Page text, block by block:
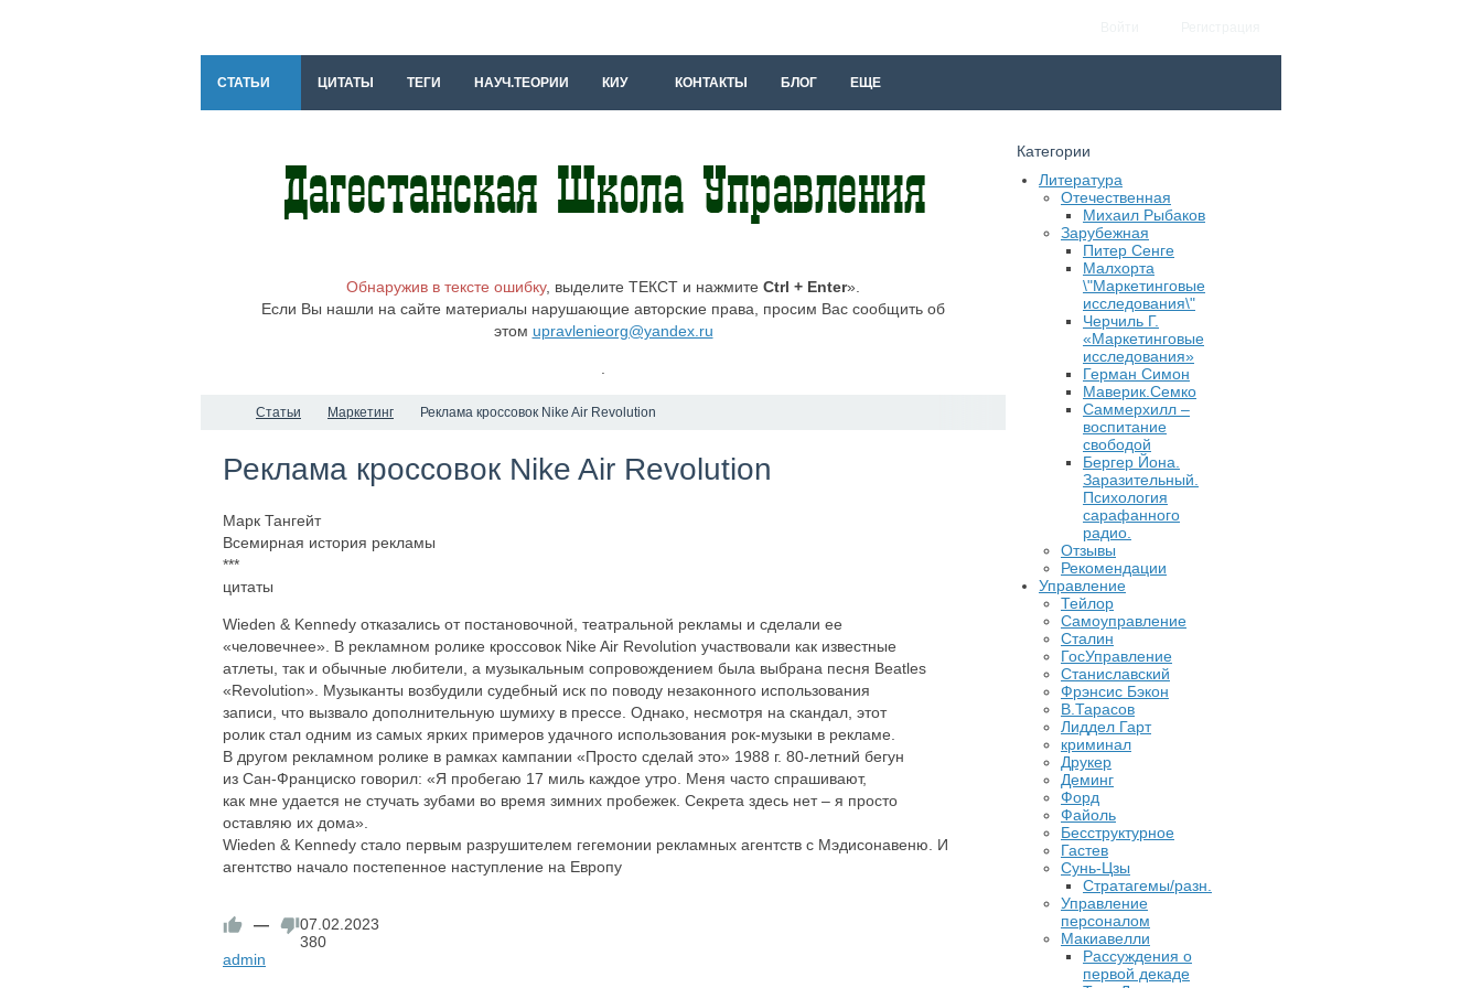
СТАТЬИ ЦИТАТЫ ТЕГИ НАУЧ.ТЕОРИИ КИУ КОНТАКТЫ БЛОГ ЕЩЕ
Обнаружив в тексте ошибку, выделите ТЕКСТ и нажмите Ctrl + Enter».
Если Вы нашли на сайте материалы нарушающие авторские права, просим Вас сообщить об
этом upravlenieorg@yandex.ru
Статьи Маркетинг Реклама кроссовок Nike Air Revolution
Реклама кроссовок Nike Air Revolution
Марк Тангейт
Всемирная история рекламы
***
цитаты
Wieden & Kennedy отказались от постановочной, театральной рекламы и сделали ее
«человечнее». В рекламном ролике кроссовок Nike Air Revolution участвовали как известные
атлеты, так и обычные любители, а музыкальным сопровождением была выбрана песня Beatles
«Revolution». Музыканты возбудили судебный иск по поводу незаконного использования
записи, что вызвало дополнительную шумиху в прессе. Однако, несмотря на скандал, этот
ролик стал одним из самых ярких примеров удачного использования рок-музыки в рекламе.
В другом рекламном ролике в рамках кампании «Просто сделай это» 1988 г. 80-летний бегун
из Сан-Франциско говорил: «Я пробегаю 17 миль каждое утро. Меня часто спрашивают,
как мне удается не стучать зубами во время зимних пробежек. Секрета здесь нет – я просто
оставляю их дома».
Wieden & Kennedy стало первым разрушителем гегемонии рекламных агентств с Мэдисонавеню. И
агентство начало постепенное наступление на Европу
—
07.02.2023
380
admin
Категории
Литература
Отечественная
Михаил Рыбаков
Зарубежная
Питер Сенге
Малхорта
\"Маркетинговые
исследования\"
Черчиль Г.
«Маркетинговые
исследования»
Герман Симон
Маверик.Семко
Саммерхилл –
воспитание
свободой
Бергер Йона.
Заразительный.
Психология
сарафанного
радио.
Отзывы
Рекомендации
Управление
Тейлор
Самоуправление
Сталин
ГосУправление
Станиславский
Фрэнсис Бэкон
В.Тарасов
Лиддел Гарт
криминал
Друкер
Деминг
Форд
Файоль
Бесструктурное
Гастев
Сунь-Цзы
Стратагемы/разн.
Управление
персоналом
Макиавелли
Рассуждения о
первой декаде